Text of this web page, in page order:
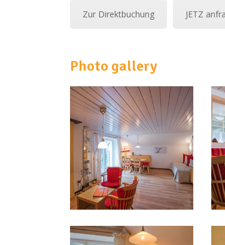
Zur Direktbuchung JETZ
Photo gallery